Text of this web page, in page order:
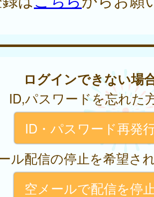
ログインできない場
ID,パスワードを忘れた
ID・パスワード再発
ル配信の停止を希望さ
空メールで配信を停